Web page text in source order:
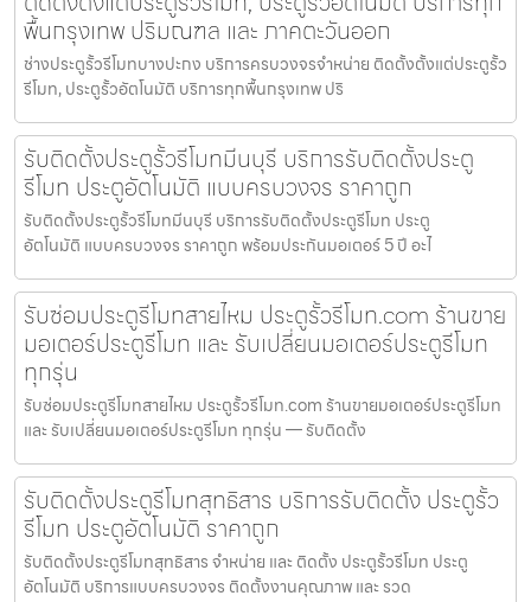
พื้นกรุงเทพ ปริมณฑล และ ภาคตะวันออก
ช่างประตูรั้วรีโมทบางปะกง บริการครบวงจรจำหน่าย ติดตั้งตั้งแต่ประตูรั้ว
รีโมท, ประตูรั้วอัตโนมัติ บริการทุกพื้นกรุงเทพ ปริ
รับติดตั้งประตูรั้วรีโมทมีนบุรี บริการรับติดตั้งประตู
รีโมท ประตูอัตโนมัติ แบบครบวงจร ราคาถูก
รับติดตั้งประตูรั้วรีโมทมีนบุรี บริการรับติดตั้งประตูรีโมท ประตู
อัตโนมัติ แบบครบวงจร ราคาถูก พร้อมประกันมอเตอร์ 5 ปี อะไ
รับซ่อมประตูรีโมทสายไหม ประตูรั้วรีโมท.com ร้านขาย
มอเตอร์ประตูรีโมท และ รับเปลี่ยนมอเตอร์ประตูรีโมท
ทุกรุ่น
รับซ่อมประตูรีโมทสายไหม ประตูรั้วรีโมท.com ร้านขายมอเตอร์ประตูรีโมท
และ รับเปลี่ยนมอเตอร์ประตูรีโมท ทุกรุ่น — รับติดตั้ง
รับติดตั้งประตูรีโมทสุทธิสาร บริการรับติดตั้ง ประตูรั้ว
รีโมท ประตูอัตโนมัติ ราคาถูก
รับติดตั้งประตูรีโมทสุทธิสาร จำหน่าย และ ติดตั้ง ประตูรั้วรีโมท ประตู
อัตโนมัติ บริการแบบครบวงจร ติดตั้งงานคุณภาพ และ รวด